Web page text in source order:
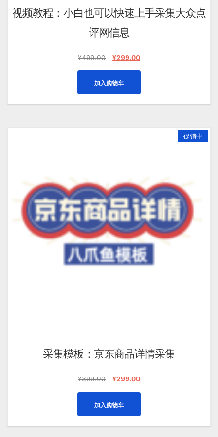
视频教程：小白也可以快速上手采集大众点
评网信息
¥499.00
原
¥499.00。
¥299.00当
为：
¥299.00。
加入购物车
促销中
采集模板：京东商品详情采集
¥399.00
原
¥399.00。
¥299.00当
为：
¥299.00。
加入购物车